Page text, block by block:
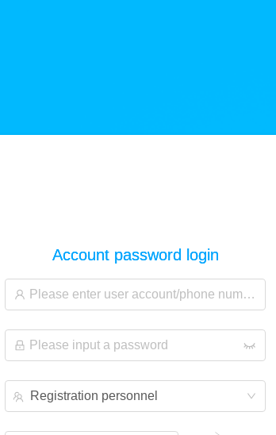
Account password login
Registration personnel